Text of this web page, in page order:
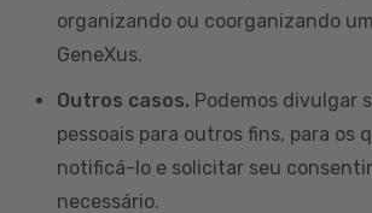
organizando ou coorganizando
GeneXus.
Outros casos. Podemos divulgar
pessoais para outros fins, para os
notificá-lo e solicitar seu
necessário.